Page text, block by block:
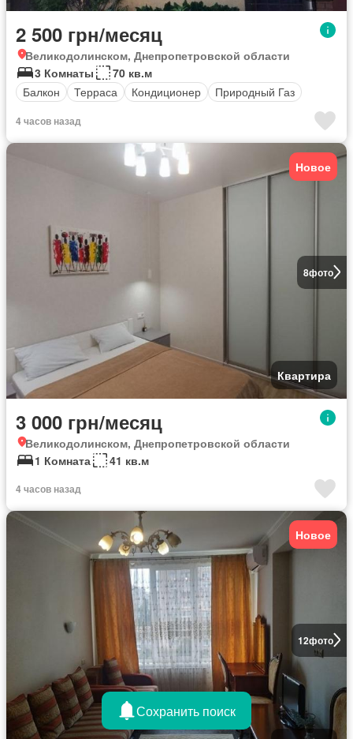
2 500 грн/месяц
Великодолинском, Днепропетровской области
3 Комнаты
70 кв.м
Балкон
Терраса Кондиционер Природный Газ
4 часов назад
8фото
Новое
Квартира
3 000 грн/месяц
Великодолинском, Днепропетровской области
1 Комната
41 кв.м
4 часов назад
12фото
Новое
Сохранить поиск